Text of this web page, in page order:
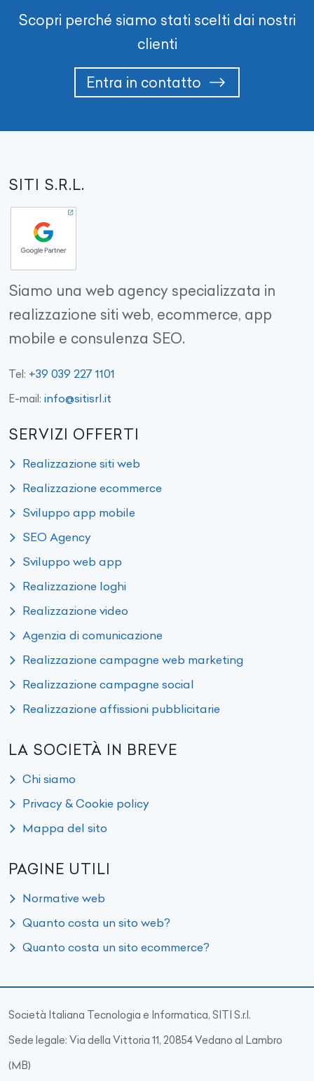
Scopri perché siamo stati scelti dai nostri
clienti
Entra in contatto
SITI S.R.L.
Siamo una web agency specializzata in
realizzazione siti web, ecommerce, app
mobile e consulenza SEO.
Tel: +39 039 227 1101
E-mail: info@sitisrl.it
SERVIZI OFFERTI
Realizzazione siti web
Realizzazione ecommerce
Sviluppo app mobile
SEO Agency
Sviluppo web app
Realizzazione loghi
Realizzazione video
Agenzia di comunicazione
Realizzazione campagne web marketing
Realizzazione campagne social
Realizzazione affissioni pubblicitarie
LA SOCIETÀ IN BREVE
Chi siamo
Privacy & Cookie policy
Mappa del sito
PAGINE UTILI
Normative web
Quanto costa un sito web?
Quanto costa un sito ecommerce?
Società Italiana Tecnologia e Informatica, SITI S.r.l.
Sede legale: Via della Vittoria 11, 20854 Vedano al Lambro
(MB)